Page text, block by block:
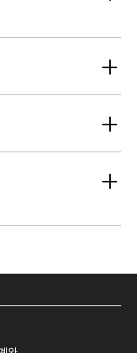
를 인식해 그 주변에
같은 가상의 세계로 우리를
. 단, 관람객이 많은 경우
도를 통해 자유롭게
움직이며 컨트롤러를
다.
을 확인하실 수 있으며
이루어지지 않은
않고 있습니다.
으로 대기 시스템을
감상 후 충분히 휴식을